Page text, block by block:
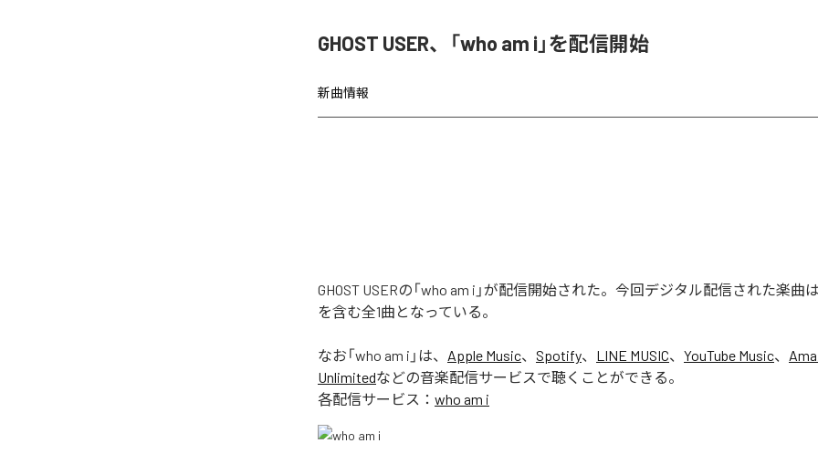
GHOST USER、「who am i」を配信開始
新曲情報
GHOST USERの「who am i」が配信開始された。今回デジタル配信された楽曲は
を含む全1曲となっている。
なお「who am i 」は、 Apple Music、 Spotify、 LINE MUSIC、 YouTube Music、
Unlimitedなどの音楽配信サービスで聴くことができる。
各配信サービス： who am i